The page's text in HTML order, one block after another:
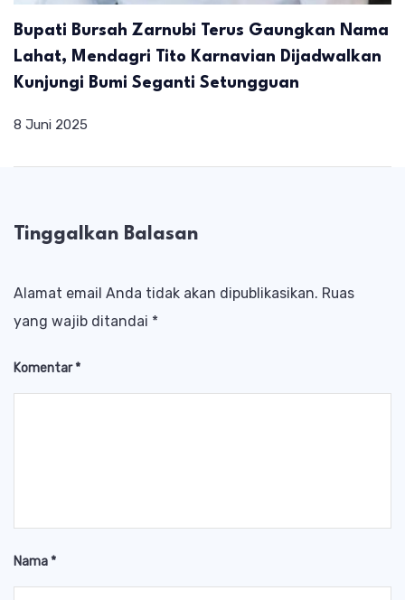
Bupati Bursah Zarnubi Terus Gaungkan Nama
Lahat, Mendagri Tito Karnavian Dijadwalkan
Kunjungi Bumi Seganti Setungguan
8 Juni 2025
Tinggalkan Balasan
Alamat email Anda tidak akan dipublikasikan. Ruas
yang wajib ditandai *
Komentar*
Nama*